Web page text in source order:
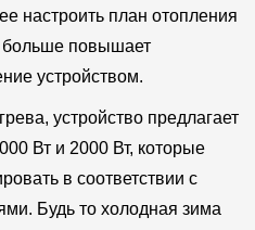
настроить план отопления
больше повышает
устройством.
устройство предлагает
Вт и 2000 Вт, которые
в соответствии с
Будь то холодная зима